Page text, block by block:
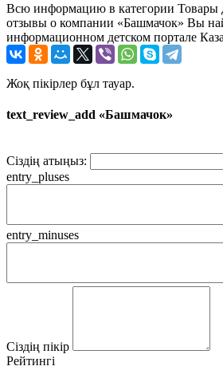
Всю информацию в категории Товары
отзывы о компании «Башмачок» Вы
информационном детском портале
Жоқ пікірлер бұл тауар.
text_review_add «Башмачок»
Сіздің атыңыз:
entry_pluses
entry_minuses
Сіздің пікір
Рейтингі